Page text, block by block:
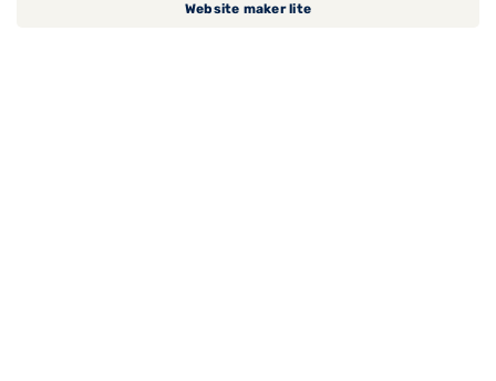
Website maker lite